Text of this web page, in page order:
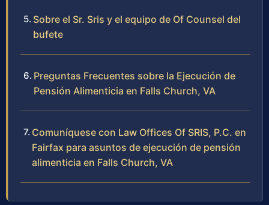
Sobre el Sr. Sris y el equipo de Of Counsel del
bufete
Preguntas Frecuentes sobre la Ejecución de
Pensión Alimenticia en Falls Church, VA
Comuníquese con Law Offices Of SRIS, P.C. en
Fairfax para asuntos de ejecución de pensión
alimenticia en Falls Church, VA